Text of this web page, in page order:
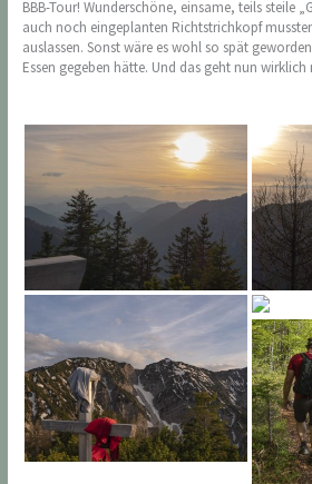
BBB-Tour! Wunderschöne, einsame, teils steile
auch noch eingeplanten Richtstrichkopf
auslassen. Sonst wäre es wohl so spät
Essen gegeben hätte. Und das geht nun wirklich